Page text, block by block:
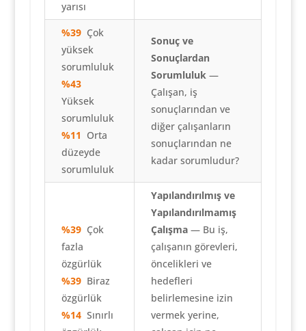
yarısı
%39 Çok
yüksek
sorumluluk
%43
Yüksek
sorumluluk
%11 Orta
düzeyde
sorumluluk
Sonuç ve
Sonuçlardan
Sorumluluk—
Çalışan, iş
sonuçlarından ve
diğer çalışanların
sonuçlarından ne
kadar sorumludur?
%39Çok
fazla
özgürlük
%39Biraz
özgürlük
%14 Sınırlı
Yapılandırılmış ve
Yapılandırılmamış
Çalışma— Bu iş,
çalışanın görevleri,
öncelikleri ve
hedefleri
belirlemesine izin
vermek yerine,